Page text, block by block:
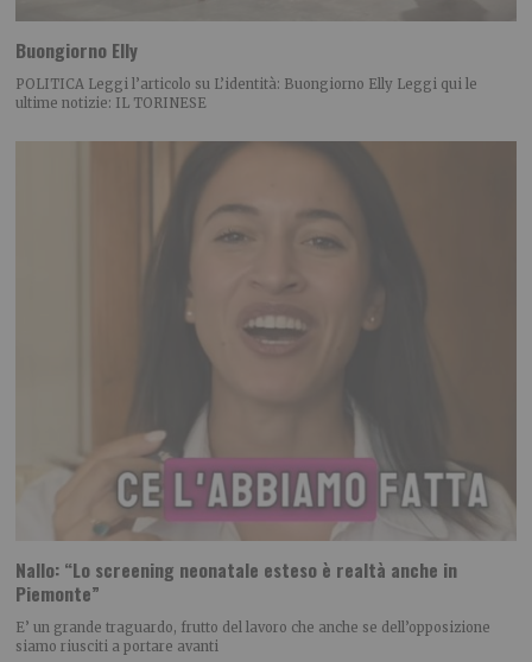
Buongiorno Elly
POLITICA Leggi l’articolo su L’identità: Buongiorno Elly Leggi qui le
ultime notizie: IL TORINESE
Nallo: “Lo screening neonatale esteso è realtà anche in
Piemonte”
E’ un grande traguardo, frutto del lavoro che anche se dell’opposizione
siamo riusciti a portare avanti